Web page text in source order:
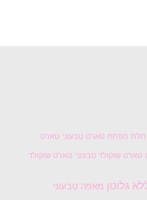
חלת מפתח טארט טבעוני טארט
טארט שוקולד טבעוני טארט שוקולד
גלוטן מאפה טבעוני